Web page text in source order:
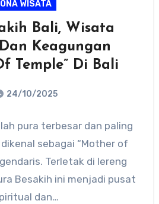
WISATA
Bali, Wisata
Keagungan
Temple” Di Bali
24/10/2025
Comments
pura terbesar dan paling
sebagai “Mother of
Terletak di lereng
Besakih ini menjadi pusat
dan…